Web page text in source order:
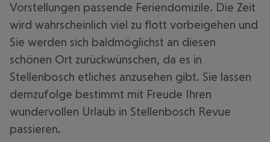
Vorstellungen passende Feriendomizile. Die Zeit
wird wahrscheinlich viel zu flott vorbeigehen und
Sie werden sich baldmöglichst an diesen
schönen Ort zurückwünschen, da es in
Stellenbosch etliches anzusehen gibt. Sie lassen
demzufolge bestimmt mit Freude Ihren
wundervollen Urlaub in Stellenbosch Revue
passieren.